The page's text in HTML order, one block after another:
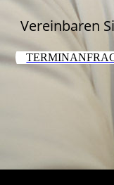
Vereinbaren